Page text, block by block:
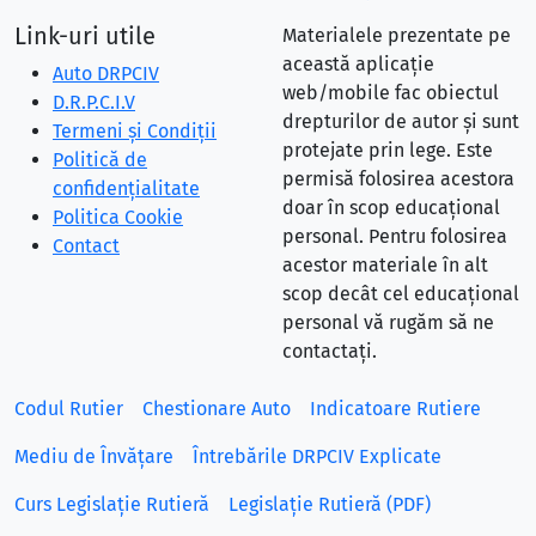
Link-uri utile
Auto DRPCIV
D.R.P.C.I.V
Termeni și Condiții
Politică de
confidențialitate
Politica Cookie
Contact
Materialele prezentate pe
această aplicație
web/mobile fac obiectul
drepturilor de autor și sunt
protejate prin lege. Este
permisă folosirea acestora
doar în scop educațional
personal. Pentru folosirea
acestor materiale în alt
scop decât cel educațional
personal vă rugăm să ne
contactați.
Codul Rutier Chestionare Auto Indicatoare Rutiere
Mediu de Învățare Întrebările DRPCIV Explicate
Curs Legislație Rutieră Legislație Rutieră (PDF)